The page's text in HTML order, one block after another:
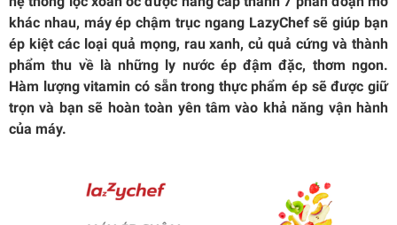
khác nhau, máy ép chậm trục ngang LazyChef sẽ giúp bạn
ép kiệt các loại quả mọng, rau xanh, củ quả cứng và thành
phẩm thu về là những ly nước ép đậm đặc, thơm ngon.
Hàm lượng vitamin có sẵn trong thực phẩm ép sẽ được giữ
trọn và bạn sẽ hoàn toàn yên tâm vào khả năng vận hành
của máy.